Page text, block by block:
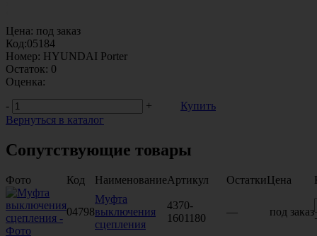
Цена: под заказ
Код:05184
Номер: HYUNDAI Porter
Остаток: 0
Оценка:
-
+
Купить
Вернуться в каталог
Сопутствующие товары
Фото Код НаименованиеАртикул ОстаткиЦена
04798
Муфта
выключения
сцепления
4370-
1601180
— под заказ